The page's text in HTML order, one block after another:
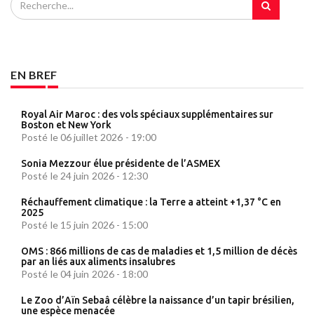
EN BREF
Royal Air Maroc : des vols spéciaux supplémentaires sur
Boston et New York
Posté le 06 juillet 2026 - 19:00
Sonia Mezzour élue présidente de l’ASMEX
Posté le 24 juin 2026 - 12:30
Réchauffement climatique : la Terre a atteint +1,37 °C en
2025
Posté le 15 juin 2026 - 15:00
OMS : 866 millions de cas de maladies et 1,5 million de décès
par an liés aux aliments insalubres
Posté le 04 juin 2026 - 18:00
Le Zoo d’Aïn Sebaâ célèbre la naissance d’un tapir brésilien,
une espèce menacée